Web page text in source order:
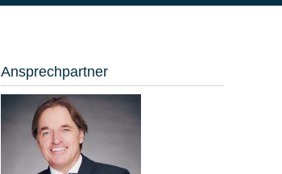
Ansprechpartner